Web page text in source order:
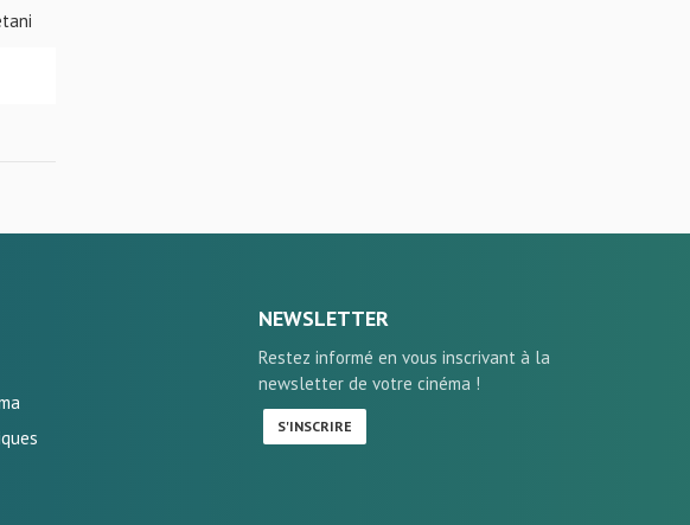
NEWSLETTER
Restez informé en vous inscrivant à la
newsletter de votre cinéma !
S'INSCRIRE